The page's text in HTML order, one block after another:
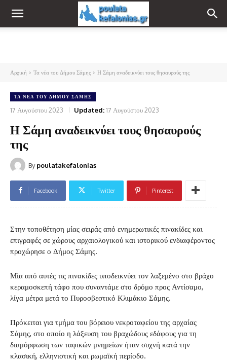
Αρχική Τα νέα του Δήμου Σάμης Η Σάμη αναδεικνύει τους θησαυρούς της
ΤΑ ΝΈΑ ΤΟΥ ΔΉΜΟΥ ΣΆΜΗΣ
17 Αυγούστου 2023 Updated:17 Αυγούστου 2023
Η Σάμη αναδεικνύει τους θησαυρούς
της
By poulatakefalonias
Facebook Twitter Pinterest
Στην τοποθέτηση μίας σειράς από ενημερωτικές πινακίδες και
επιγραφές σε χώρους αρχαιολογικού και ιστορικού ενδιαφέροντος
προχώρησε ο Δήμος Σάμης.
Μία από αυτές τις πινακίδες υποδεικνύει τον λαξεμένο στο βράχο
κεραμοσκεπή τάφο που συναντάμε στο δρόμο προς Αντίσαμο,
λίγα μέτρα μετά το Πυροσβεστικό Κλιμάκιο Σάμης.
Πρόκειται για τμήμα του βόρειου νεκροταφείου της αρχαίας
Σάμης, στο οποίο η λάξευση του βραχώδους εδάφους για τη
διαμόρφωση των ταφικών μνημείων ήταν συχνή κατά την
κλασική, ελληνιστική και ρωμαϊκή περίοδο.